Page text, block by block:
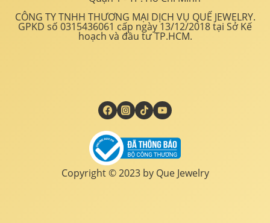
CÔNG TY TNHH THƯƠNG MẠI DỊCH VỤ QUẾ JEWELRY.
GPKD số 0315436061 cấp ngày 13/12/2018 tại Sở Kế
hoạch và đầu tư TP.HCM.
Copyright © 2023 by Que Jewelry